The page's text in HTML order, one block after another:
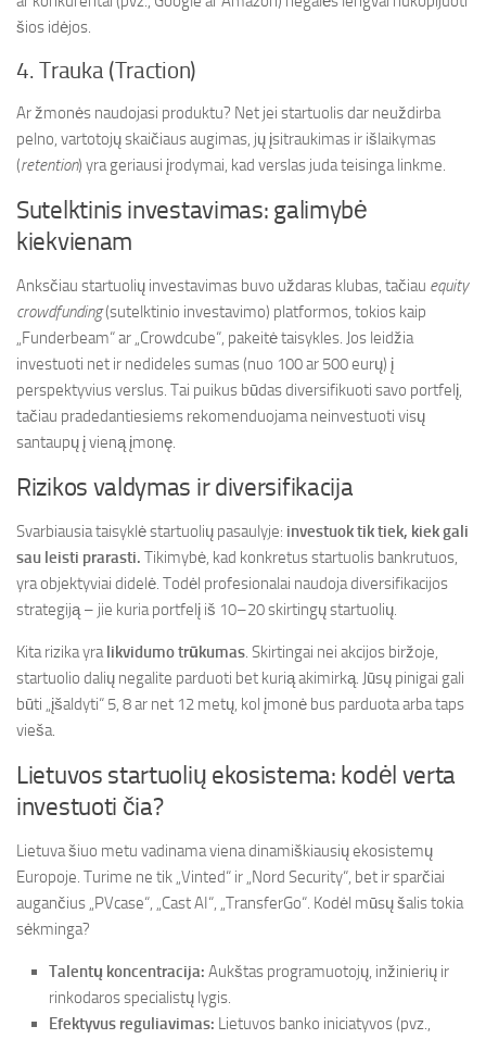
šios idėjos.
4. Trauka (Traction)
Ar žmonės naudojasi produktu? Net jei startuolis dar neuždirba
pelno, vartotojų skaičiaus augimas, jų įsitraukimas ir išlaikymas
(retention) yra geriausi įrodymai, kad verslas juda teisinga linkme.
Sutelktinis investavimas: galimybė
kiekvienam
Anksčiau startuolių investavimas buvo uždaras klubas, tačiau equity
crowdfunding(sutelktinio investavimo) platformos, tokios kaip
„Funderbeam“ ar „Crowdcube“, pakeitė taisykles. Jos leidžia
investuoti net ir nedideles sumas (nuo 100 ar 500 eurų) į
perspektyvius verslus. Tai puikus būdas diversifikuoti savo portfelį,
tačiau pradedantiesiems rekomenduojama neinvestuoti visų
santaupų į vieną įmonę.
Rizikos valdymas ir diversifikacija
Svarbiausia taisyklė startuolių pasaulyje: investuok tik tiek, kiek gali
sau leisti prarasti. Tikimybė, kad konkretus startuolis bankrutuos,
yra objektyviai didelė. Todėl profesionalai naudoja diversifikacijos
strategiją – jie kuria portfelį iš 10–20 skirtingų startuolių.
Kita rizika yralikvidumo trūkumas. Skirtingai nei akcijos biržoje,
startuolio dalių negalite parduoti bet kurią akimirką. Jūsų pinigai gali
būti „įšaldyti“ 5, 8 ar net 12 metų, kol įmonė bus parduota arba taps
vieša.
Lietuvos startuolių ekosistema: kodėl verta
investuoti čia?
Lietuva šiuo metu vadinama viena dinamiškiausių ekosistemų
Europoje. Turime ne tik „Vinted“ ir „Nord Security“, bet ir sparčiai
augančius „PVcase“, „Cast AI“, „TransferGo“. Kodėl mūsų šalis tokia
sėkminga?
Talentų koncentracija: Aukštas programuotojų, inžinierių ir
rinkodaros specialistų lygis.
Efektyvus reguliavimas: Lietuvos banko iniciatyvos (pvz.,